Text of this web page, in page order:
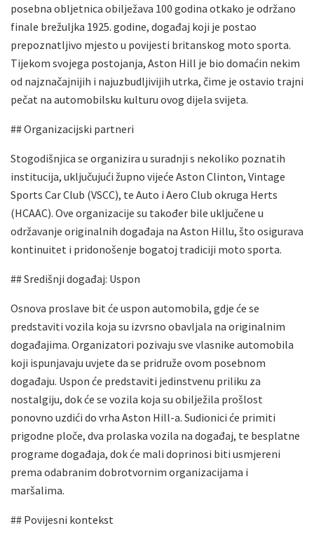
posebna obljetnica obilježava 100 godina otkako je održano
finale brežuljka 1925. godine, događaj koji je postao
prepoznatljivo mjesto u povijesti britanskog moto sporta.
Tijekom svojega postojanja, Aston Hill je bio domaćin nekim
od najznačajnijih i najuzbudljivijih utrka, čime je ostavio trajni
pečat na automobilsku kulturu ovog dijela svijeta.
## Organizacijski partneri
Stogodišnjica se organizira u suradnji s nekoliko poznatih
institucija, uključujući župno vijeće Aston Clinton, Vintage
Sports Car Club (VSCC), te Auto i Aero Club okruga Herts
(HCAAC). Ove organizacije su također bile uključene u
održavanje originalnih događaja na Aston Hillu, što osigurava
kontinuitet i pridonošenje bogatoj tradiciji moto sporta.
## Središnji događaj: Uspon
Osnova proslave bit će uspon automobila, gdje će se
predstaviti vozila koja su izvrsno obavljala na originalnim
događajima. Organizatori pozivaju sve vlasnike automobila
koji ispunjavaju uvjete da se pridruže ovom posebnom
događaju. Uspon će predstaviti jedinstvenu priliku za
nostalgiju, dok će se vozila koja su obilježila prošlost
ponovno uzdići do vrha Aston Hill-a. Sudionici će primiti
prigodne ploče, dva prolaska vozila na događaj, te besplatne
programe događaja, dok će mali doprinosi biti usmjereni
prema odabranim dobrotvornim organizacijama i
maršalima.
## Povijesni kontekst